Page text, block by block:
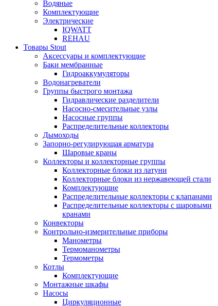
Водяные
Комплектующие
Электрические
IQWATT
REHAU
Товары Stout
Аксессуары и комплектующие
Баки мембранные
Гидроаккумуляторы
Водонагреватели
Группы быстрого монтажа
Гидравлические разделители
Насосно-смесительные узлы
Насосные группы
Распределительные коллекторы
Дымоходы
Запорно-регулирующая арматура
Шаровые краны
Коллекторы и коллекторные группы
Коллекторные блоки из латуни
Коллекторные блоки из нержавеющей стали
Комплектующие
Распределительные коллекторы с клапанами
Распределительные коллекторы с шаровыми
кранами
Конвекторы
Контрольно-измерительные приборы
Манометры
Термоманометры
Термометры
Котлы
Комплектующие
Монтажные шкафы
Насосы
Циркуляционные